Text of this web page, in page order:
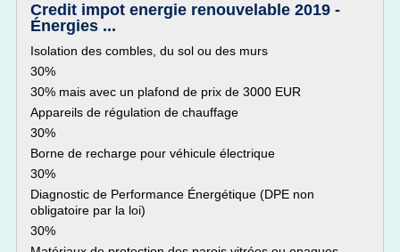
Credit impot energie renouvelable 2019 -
Énergies ...
Isolation des combles, du sol ou des murs
30%
30% mais avec un plafond de prix de 3000 EUR
Appareils de régulation de chauffage
30%
Borne de recharge pour véhicule électrique
30%
Diagnostic de Performance Énergétique (DPE non
obligatoire par la loi)
30%